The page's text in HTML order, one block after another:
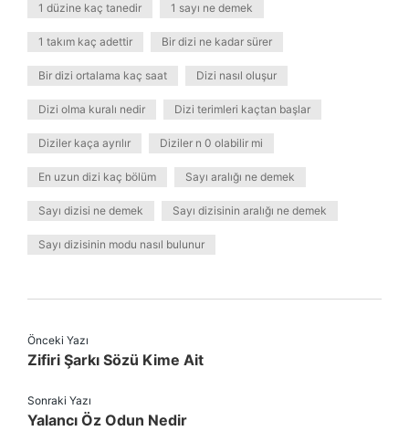
1 düzine kaç tanedir 1 sayı ne demek
1 takım kaç adettir Bir dizi ne kadar sürer
Bir dizi ortalama kaç saat Dizi nasıl oluşur
Dizi olma kuralı nedir Dizi terimleri kaçtan başlar
Diziler kaça ayrılır Diziler n 0 olabilir mi
En uzun dizi kaç bölüm Sayı aralığı ne demek
Sayı dizisi ne demek Sayı dizisinin aralığı ne demek
Sayı dizisinin modu nasıl bulunur
Önceki Yazı
Zifiri Şarkı Sözü Kime Ait
Sonraki Yazı
Yalancı Öz Odun Nedir